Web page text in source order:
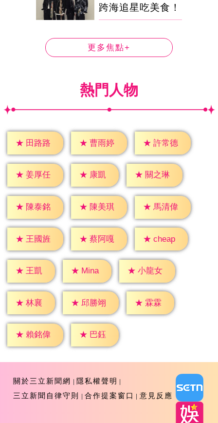
跨海追星吃美食！
更多焦點+
熱門人物
★ 田路路 ★ 曹雨婷 ★ 許常德
★ 姜厚任 ★ 康凱 ★ 關之琳
★ 陳泰銘 ★ 陳美琪 ★ 馬清偉
★ 王國旌 ★ 蔡阿嘎 ★ cheap
★ 王凱 ★ Mina ★ 小龍女
★ 林襄 ★ 邱勝翊 ★ 霖霖
★ 賴銘偉 ★ 巴鈺
關於三立新聞網
隱私權聲明
三立新聞自律守則
合作提案窗口 意見反應